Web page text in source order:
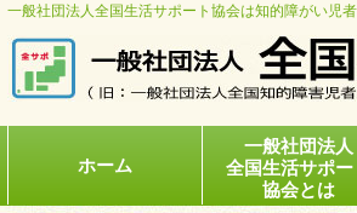
一般社団法人全国生活サポート協会は知的障がい児
ホーム
一般社団法人
全国生活サポー
協会とは